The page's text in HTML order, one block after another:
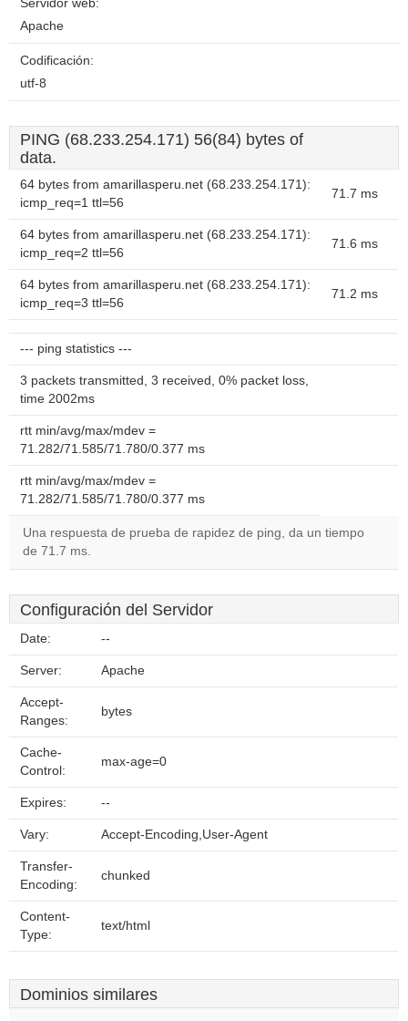
Servidor web:
Apache
Codificación:
utf-8
PING (68.233.254.171) 56(84) bytes of
data.
64 bytes from amarillasperu.net (68.233.254.171):
icmp_req=1 ttl=56
71.7 ms
64 bytes from amarillasperu.net (68.233.254.171):
icmp_req=2 ttl=56
71.6 ms
64 bytes from amarillasperu.net (68.233.254.171):
icmp_req=3 ttl=56
71.2 ms
--- ping statistics ---
3 packets transmitted, 3 received, 0% packet loss,
time 2002ms
rtt min/avg/max/mdev =
71.282/71.585/71.780/0.377 ms
rtt min/avg/max/mdev =
71.282/71.585/71.780/0.377 ms
Una respuesta de prueba de rapidez de ping, da un tiempo
de 71.7 ms.
Configuración del Servidor
Date: --
Server: Apache
Accept-
Ranges:
bytes
Cache-
Control:
max-age=0
Expires: --
Vary: Accept-Encoding,User-Agent
Transfer-
Encoding:
chunked
Content-
Type:
text/html
Dominios similares